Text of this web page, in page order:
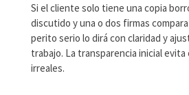
Si el cliente solo tiene una copia
discutido y una o dos firmas
perito serio lo dirá con claridad y
trabajo. La transparencia inicial
irreales.